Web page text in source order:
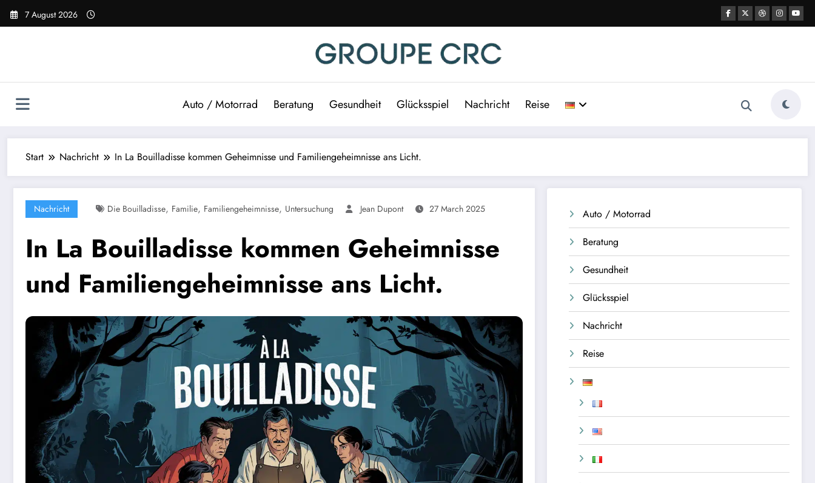
Zum
Inhalt
7 August 2026
Auto / Motorrad Beratung Gesundheit Glücksspiel Nachricht Reise
Start Nachricht In La Bouilladisse kommen Geheimnisse und Familiengeheimnisse ans Licht.
Nachricht Die Bouilladisse, Familie, Familiengeheimnisse, Untersuchung Jean Dupont 27 March 2025
In La Bouilladisse kommen Geheimnisse
und Familiengeheimnisse ans Licht.
Auto / Motorrad
Beratung
Gesundheit
Glücksspiel
Nachricht
Reise